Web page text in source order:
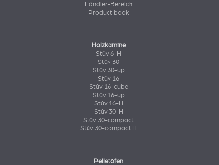
Händler-Bereich
Product book
Holzkamine
Stûv 6-H
Stûv 30
Stûv 30-up
Stûv 16
Stûv 16-cube
Stûv 16-up
Stûv 16-H
Stûv 30-H
Stûv 30-compact
Stûv 30-compact H
Pelletöfen